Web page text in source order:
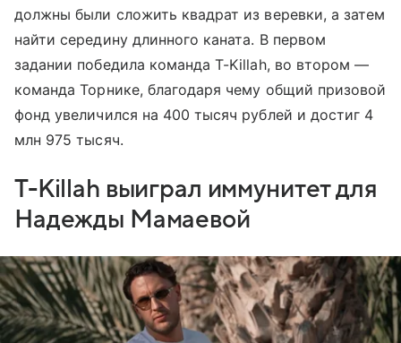
должны были сложить квадрат из веревки, а затем
найти середину длинного каната. В первом
задании победила команда T-Killah, во втором —
команда Торнике, благодаря чему общий призовой
фонд увеличился на 400 тысяч рублей и достиг 4
млн 975 тысяч.
T-Killah выиграл иммунитет для
Надежды Мамаевой